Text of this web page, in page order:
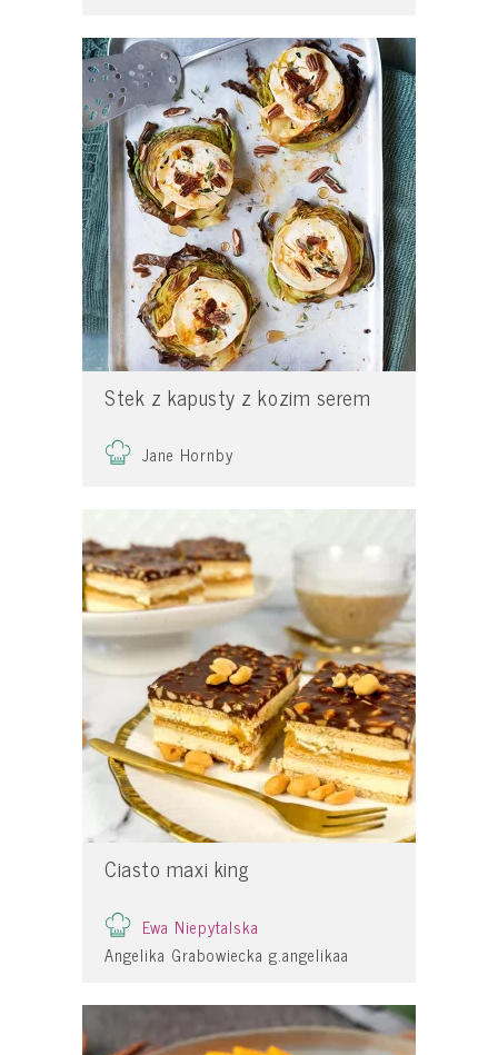
Stek z kapusty z kozim serem
Jane Hornby
Ciasto maxi king
Ewa Niepytalska
Angelika Grabowiecka g.angelikaa